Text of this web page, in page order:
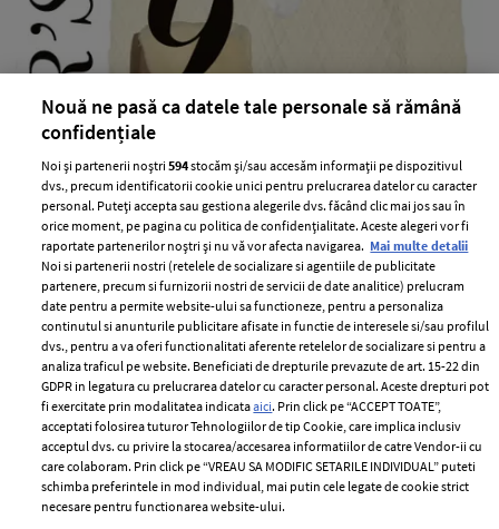
Winter show – cele mai HOT piese
vestimentare si accesorii ale acestei
saptamani!
EDITOR’S CHOICE 02 decembrie 2015
Casmirul sau blana sunt acele elemente fara de care nici
o fashionista nu poate trece iarna. Asa ca, te sfatuim sa
investesti in cateva piese pe care le vei purta toata viata.
+ MAI MULTE
Nouă ne pasă ca datele tale personale să rămână
confidențiale
Noi și partenerii noștri594stocăm și/sau accesăm informații pe dispozitivul
dvs., precum identificatorii cookie unici pentru prelucrarea datelor cu caracter
personal. Puteți accepta sau gestiona alegerile dvs. făcând clic mai jos sau în
orice moment, pe pagina cu politica de confidențialitate. Aceste alegeri vor fi
raportate partenerilor noștri și nu vă vor afecta navigarea. Mai multe detalii
Noi si partenerii nostri (retelele de socializare si agentiile de publicitate
partenere, precum si furnizorii nostri de servicii de date analitice) prelucram
date pentru a permite website-ului sa functioneze, pentru a personaliza
continutul si anunturile publicitare afisate in functie de interesele si/sau profilul
dvs., pentru a va oferi functionalitati aferente retelelor de socializare si pentru a
analiza traficul pe website. Beneficiati de drepturile prevazute de art. 15-22 din
GDPR in legatura cu prelucrarea datelor cu caracter personal. Aceste drepturi pot
fi exercitate prin modalitatea indicataaici. Prin click pe “ACCEPT TOATE”,
acceptati folosirea tuturor Tehnologiilor de tip Cookie, care implica inclusiv
acceptul dvs. cu privire la stocarea/accesarea informatiilor de catre Vendor-ii cu
care colaboram. Prin click pe “VREAU SA MODIFIC SETARILE INDIVIDUAL” puteti
schimba preferintele in mod individual, mai putin cele legate de cookie strict
necesare pentru functionarea website-ului.